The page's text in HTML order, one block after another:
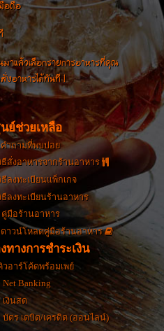
อถือ
าแล้วเลือกรายการอาหารที่คุณ
งอาหารได้ทันที !
ย์ช่วยเหลือ
ำถามที่พบบ่อย
ธีสั่งอาหารจากร้านอาหาร
ธีลงทะเบียนแพ็กเกจ
ธีลงทะเบียนร้านอาหาร
คู่มือร้านอาหาร
ดาวน์โหลดคู่มือร้านอาหาร
ทางการชำระเงิน
วอาร์โค้ดพร้อมเพย์
Net Banking
เงินสด
บัตร เดบิต/เครดิต (ออนไลน์)